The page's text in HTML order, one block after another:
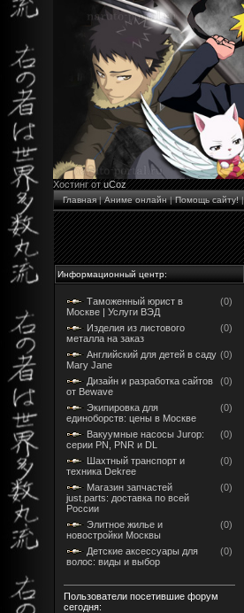
Хостинг отuCoz
Главная|Аниме онлайн|Помощь сайту!
Информационный центр:
Таможенный юрист в
Москве | Услуги ВЭД
(0)
Изделия из листового
металла на заказ
(0)
Английский для детей в саду
Mary Jane
(0)
Дизайн и разработка сайтов
от Bewave
(0)
Экипировка для
единоборств: цены в Москве
(0)
Вакуумные насосы Jurop:
серии PN, PNR и DL
(0)
Шахтный транспорт и
техника Dekree
(0)
Магазин запчастей
just.parts: доставка по всей
России
(0)
Элитное жилье и
новостройки Москвы
(0)
Детские аксессуары для
волос: виды и выбор
(0)
Пользователи посетившие форум
сегодня: